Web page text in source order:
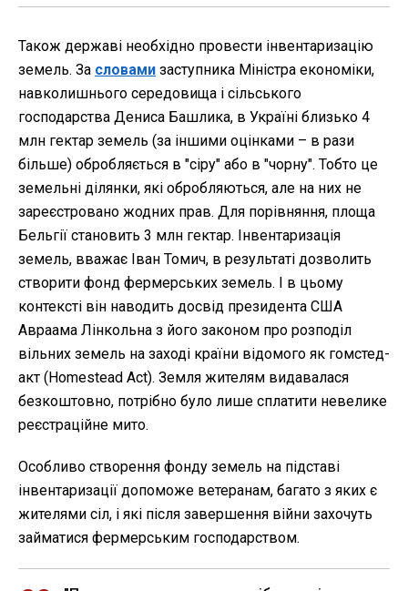
Також державі необхідно провести інвентаризацію
земель. За словами заступника Міністра економіки,
навколишнього середовища і сільського
господарства Дениса Башлика, в Україні близько 4
млн гектар земель (за іншими оцінками – в рази
більше) обробляється в "сіру" або в "чорну". Тобто це
земельні ділянки, які обробляються, але на них не
зареєстровано жодних прав. Для порівняння, площа
Бельгії становить 3 млн гектар. Інвентаризація
земель, вважає Іван Томич, в результаті дозволить
створити фонд фермерських земель. І в цьому
контексті він наводить досвід президента США
Авраама Лінкольна з його законом про розподіл
вільних земель на заході країни відомого як гомстед-
акт (Homestead Act). Земля жителям видавалася
безкоштовно, потрібно було лише сплатити невелике
реєстраційне мито.
Особливо створення фонду земель на підставі
інвентаризації допоможе ветеранам, багато з яких є
жителями сіл, і які після завершення війни захочуть
займатися фермерським господарством.